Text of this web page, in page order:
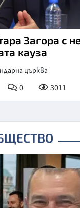
Загора с
кауза
църква
0 3011